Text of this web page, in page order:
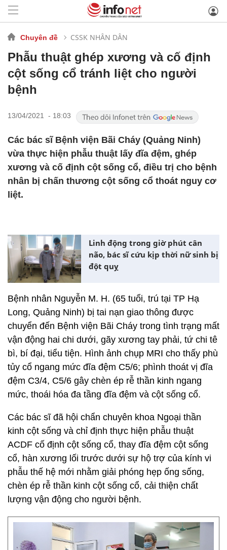
Chuyên đề CSSK NHÂN DÂN
Phẫu thuật ghép xương và cố định
cột sống cổ tránh liệt cho người
bệnh
13/04/2021 - 18:03
Các bác sĩ Bệnh viện Bãi Cháy (Quảng Ninh)
vừa thực hiện phẫu thuật lấy đĩa đệm, ghép
xương và cố định cột sống cổ, điều trị cho bệnh
nhân bị chấn thương cột sống cổ thoát nguy cơ
liệt.
Linh động trong giờ phút cân
não, bác sĩ cứu kịp thời nữ sinh bị
đột quỵ
Bệnh nhân Nguyễn M. H. (65 tuổi, trú tại TP Hạ
Long, Quảng Ninh) bị tai nạn giao thông được
chuyển đến Bệnh viện Bãi Cháy trong tình trạng mất
vận động hai chi dưới, gãy xương tay phải, tứ chi tê
bì, bí đại, tiểu tiện. Hình ảnh chụp MRI cho thấy phù
tủy cổ ngang mức đĩa đệm C5/6; phình thoát vị đĩa
đệm C3/4, C5/6 gây chèn ép rễ thần kinh ngang
mức, thoái hóa đa tầng đĩa đệm và cột sống cổ.
Các bác sĩ đã hội chẩn chuyên khoa Ngoại thần
kinh cột sống và chỉ định thực hiện phẫu thuật
ACDF cố định cột sống cổ, thay đĩa đệm cột sống
cổ, hàn xương lối trước dưới sự hộ trợ của kính vi
phẫu thế hệ mới nhằm giải phóng hẹp ống sống,
chèn ép rễ thần kinh cột sống cổ, cải thiện chất
lượng vận động cho người bệnh.